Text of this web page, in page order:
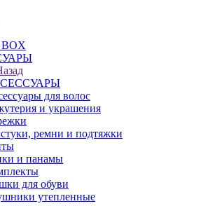
для волос
и украшения
ремни и подтяжки
и панамы
для обуви
утепленные